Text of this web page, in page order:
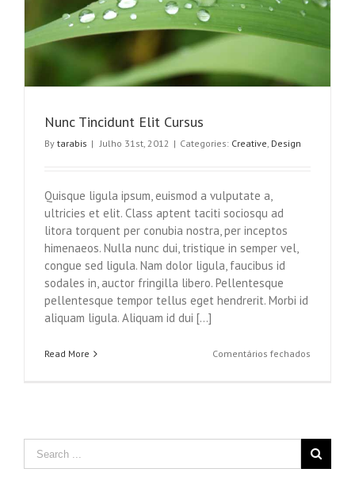
Nunc Tincidunt Elit Cursus
By tarabis | Julho 31st, 2012 | Categories: Creative, Design
Quisque ligula ipsum, euismod a vulputate a,
ultricies et elit. Class aptent taciti sociosqu ad
litora torquent per conubia nostra, per inceptos
himenaeos. Nulla nunc dui, tristique in semper vel,
congue sed ligula. Nam dolor ligula, faucibus id
sodales in, auctor fringilla libero. Pellentesque
pellentesque tempor tellus eget hendrerit. Morbi id
aliquam ligula. Aliquam id dui [...]
Read More Comentários fechados